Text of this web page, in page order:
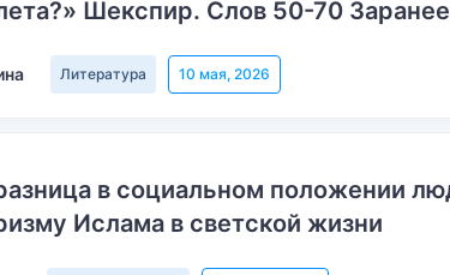
Шекспир. Слов 50-70
Литература 10 мая, 2026
в социальном положении
Ислама в светской жизни